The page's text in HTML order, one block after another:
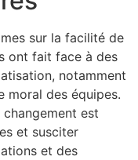
sur la facilité de
ont fait face à des
notamment
moral des équipes.
est
et susciter
et des